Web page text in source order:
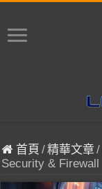
首頁 /精華文章/
Security & Firewall